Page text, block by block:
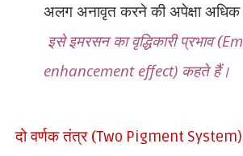
अलग अनावृत करने की अपेक्षा अधिक
इसे इमरसन का वृद्धिकारी प्रभाव (
enhancement effect) कहते हैं।
दो वर्णक तंत्र (Two Pigment System)